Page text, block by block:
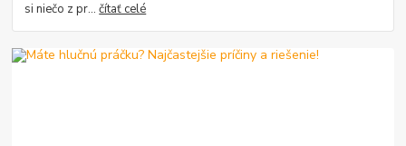
si niečo z pr...čítať celé